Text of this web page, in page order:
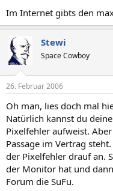
Im Internet gibts den
Stewi
Space Cowboy
26. Februar 2006
Oh man, lies doch mal
Natürlich kannst du
Pixelfehler aufweist.
Passage im Vertrag
der Pixelfehler drauf an.
der Monitor hat und
Forum die SuFu.